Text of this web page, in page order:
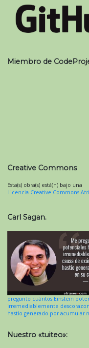
Miembro de
Creative Commons
Esta(s) obra(s) está(n) bajo una
Licencia Creative Commons
Carl Sagan.
pregunto cuántos Einstein
irremediablemente
hastío generado por acumular
Nuestro «tuiteo»: